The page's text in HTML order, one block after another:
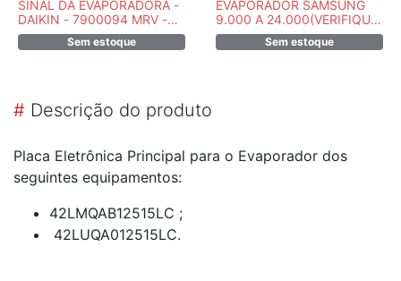
SINAL DA EVAPORADORA -
DAIKIN - 7900094 MRV -
PECA ORIGINAL
Sem estoque
EVAPORADOR SAMSUNG
9.000 A 24.000(VERIFIQUE
ABAIXO OS MODELOS) -
DB93-11009ASem estoque
# Descrição do produto
Placa Eletrônica Principal para o Evaporador dos
seguintes equipamentos:
42LMQAB12515LC ;
42LUQA012515LC.